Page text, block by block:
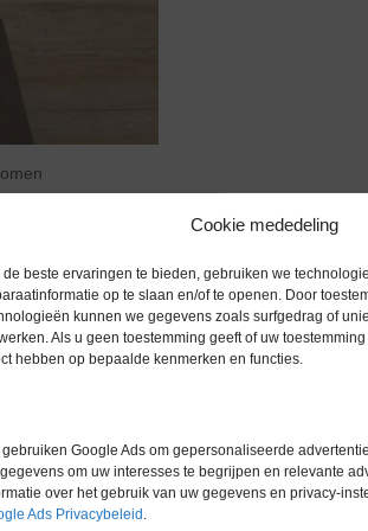
Cookie mededeling
de beste ervaringen te bieden, gebruiken we
op te slaan en/of te openen. Door
kunnen we gegevens zoals surfgedrag of
Als u geen toestemming geeft of uw
hebben op bepaalde kenmerken en functies.
gebruiken Google Ads om gepersonaliseerde
om uw interesses te begrijpen en relevante
over het gebruik van uw gegevens en privacy-
Ads Privacybeleid
Extra
Garantie
Conditie